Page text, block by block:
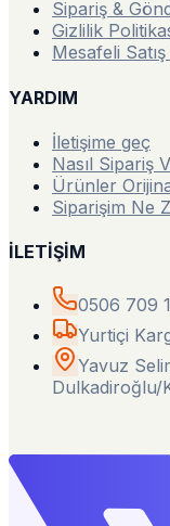
Sipariş &
Gizlilik
Mesafeli
YARDIM
İletişime geç
Nasıl Sipariş
Ürünler
Siparişim Ne
İLETİŞİM
0506 709
Yurtiçi
Yavuz
Dulkadiroğlu/